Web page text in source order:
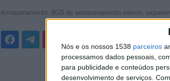
Nós e os nossos 1538 parceiros
processamos dados pessoais,
para publicidade e conteúdos
desenvolvimento de serviços.
Armazenamento: 8GB de armazenamento interno,